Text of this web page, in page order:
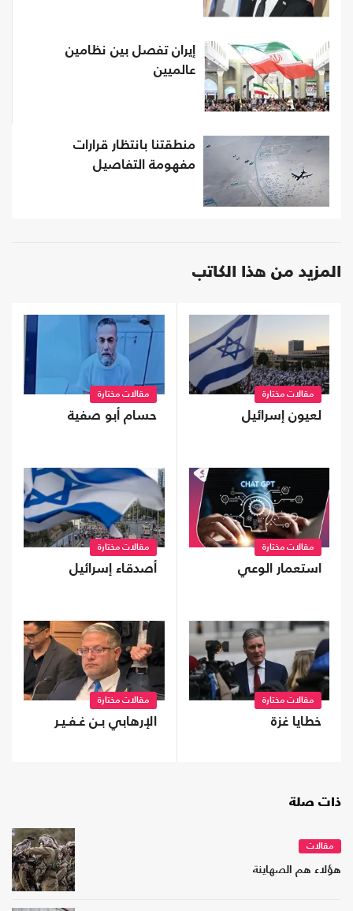
إيران تفصل بين نظامين
عالميين
منطقتنا بانتظار قرارات
مفهومة التفاصيل
المزيد من هذا الكاتب
مقالات مختارة
لعيون إسرائيل
مقالات مختارة
حسام أبو صفية
مقالات مختارة
استعمار الوعي
مقالات مختارة
أصدقاء إسرائيل
مقالات مختارة
خطايا غزة
مقالات مختارة
الإرهابي بـن غـفـيـر
ذات صلة
مقالات
هؤلاء هم الصهاينة